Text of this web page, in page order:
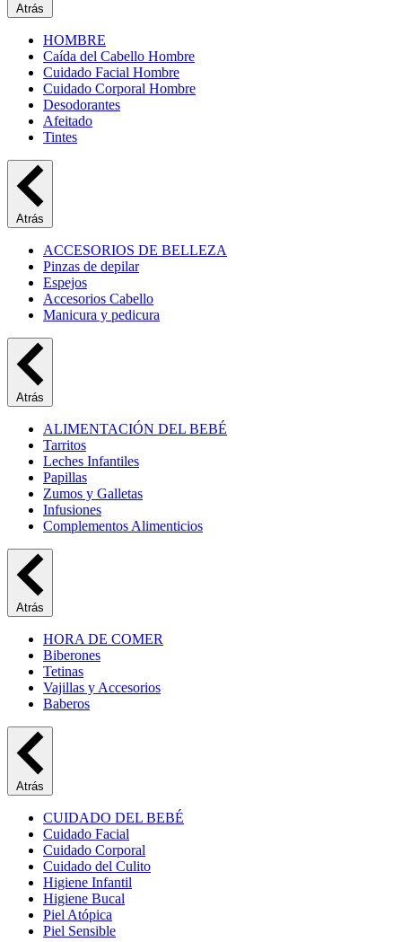
Atrás
HOMBRE
Caída del Cabello Hombre
Cuidado Facial Hombre
Cuidado Corporal Hombre
Desodorantes
Afeitado
Tintes
Atrás
ACCESORIOS DE BELLEZA
Pinzas de depilar
Espejos
Accesorios Cabello
Manicura y pedicura
Atrás
ALIMENTACIÓN DEL BEBÉ
Tarritos
Leches Infantiles
Papillas
Zumos y Galletas
Infusiones
Complementos Alimenticios
Atrás
HORA DE COMER
Biberones
Tetinas
Vajillas y Accesorios
Baberos
Atrás
CUIDADO DEL BEBÉ
Cuidado Facial
Cuidado Corporal
Cuidado del Culito
Higiene Infantil
Higiene Bucal
Piel Atópica
Piel Sensible